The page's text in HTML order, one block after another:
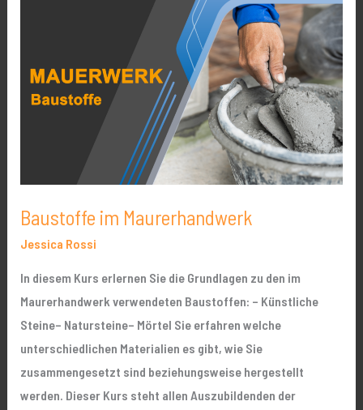
Baustoffe im Maurerhandwerk
Jessica Rossi
In diesem Kurs erlernen Sie die Grundlagen zu den im
Maurerhandwerk verwendeten Baustoffen: – Künstliche
Steine– Natursteine– Mörtel Sie erfahren welche
unterschiedlichen Materialien es gibt, wie Sie
zusammengesetzt sind beziehungsweise hergestellt
werden. Dieser Kurs steht allen Auszubildenden der